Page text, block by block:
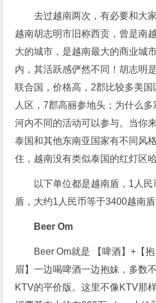
去过越南两次，有必要和大
越南胡志明市旧称西贡，曾是南
大的城市，是越南最大的商业城
内，其活跃感俨然不同！胡志明
联合国，价格高，2郡比较多美
人区，7郡高丽参地头；为什么
河内不同的活动可以参与。当你
泰国和其他东南亚国家有不同风
住，越南没有类似泰国的红灯区哈
以下单位都是越南盾，1人
盾，大约1人民币等于3400越南盾
Beer Om
Beer Om就是 【啤酒】+【
眉】一边喝啤酒一边抱妹，多数
KTV的平价版。这里不像KTV那